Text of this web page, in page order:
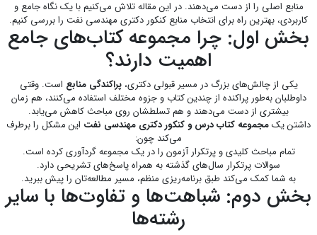
منابع اصلی را از دست می‌دهند. در این مقاله تلاش می‌کنیم با یک نگاه جامع و
کاربردی، بهترین راه برای انتخاب منابع کنکور دکتری مهندسی نفت را بررسی کنیم.
بخش اول: چرا مجموعه کتاب‌های جامع
اهمیت دارند؟
یکی از چالش‌های بزرگ در مسیر قبولی دکتری،پراکندگی منابع است. وقتی
داوطلبان به‌طور پراکنده از چندین کتاب و جزوه مختلف استفاده می‌کنند، هم زمان
بیشتری از دست می‌دهند و هم تسلطشان روی مباحث کاهش می‌یابد.
داشتن یکمجموعه کتاب درس و کنکور دکتری مهندسی نفت این مشکل را برطرف
می‌کند چون:
تمام مباحث کلیدی و پر‌تکرار آزمون را در یک مجموعه گردآوری کرده است.
سوالات پرتکرار سال‌های گذشته به همراه پاسخ‌های تشریحی دارد.
به شما کمک می‌کند طبق برنامه‌ریزی منظم، مسیر مطالعه‌تان را پیش ببرید.
بخش دوم: شباهت‌ها و تفاوت‌ها با سایر
رشته‌ها